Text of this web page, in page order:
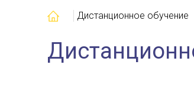
ГлавнаяДистанционное обучение